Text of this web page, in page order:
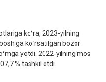
koʻra, 2023-yilning
koʻrsatilgan bozor
yetdi. 2022-yilning mos
% tashkil etdi.